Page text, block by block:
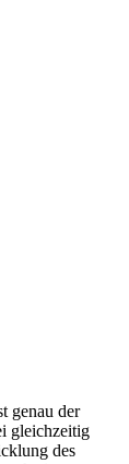
genau der
gleichzeitig
des